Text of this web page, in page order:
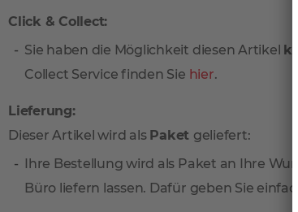
Click & Collect:
Sie haben die Möglichkeit diesen Artikel
Collect Service finden Sie hier.
Lieferung:
Dieser Artikel wird als Paket geliefert:
Ihre Bestellung wird als Paket an Ihre
Büro liefern lassen. Dafür geben Sie